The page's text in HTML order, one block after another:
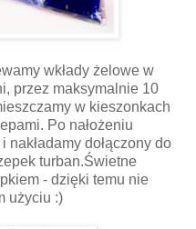
wkłady żelowe w
przez maksymalnie 10
w kieszonkach
Po nałożeniu
nakładamy dołączony do
turban.Świetne
- dzięki temu nie
użyciu :)